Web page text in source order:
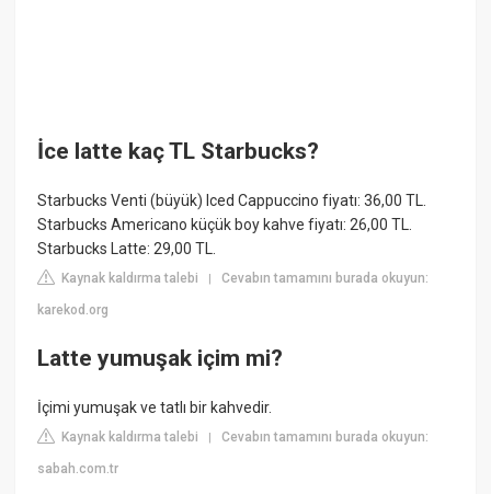
İce latte kaç TL Starbucks?
Starbucks Venti (büyük) Iced Cappuccino fiyatı: 36,00 TL.
Starbucks Americano küçük boy kahve fiyatı: 26,00 TL.
Starbucks Latte: 29,00 TL.
Kaynak kaldırma talebi |Cevabın tamamını burada okuyun:
karekod.org
Latte yumuşak içim mi?
İçimi yumuşak ve tatlı bir kahvedir.
Kaynak kaldırma talebi |Cevabın tamamını burada okuyun:
sabah.com.tr